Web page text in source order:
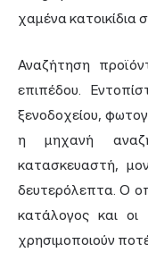
χαμένα κατοικίδια
Αναζήτηση
επιπέδου.
ξενοδοχείου,
η μηχανή
κατασκευαστή,
δευτερόλεπτα. Ο
κατάλογος και οι
χρησιμοποιούν